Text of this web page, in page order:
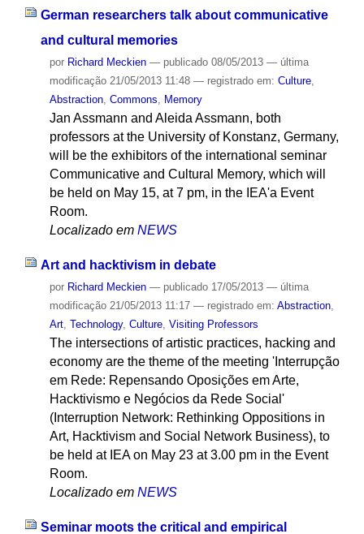
German researchers talk about communicative
and cultural memories
por Richard Meckien — publicado08/05/2013 — última
modificação21/05/2013 11:48 — registrado em: Culture,
Abstraction, Commons, Memory
Jan Assmann and Aleida Assmann, both
professors at the University of Konstanz, Germany,
will be the exhibitors of the international seminar
Communicative and Cultural Memory, which will
be held on May 15, at 7 pm, in the IEA'a Event
Room.
Localizado em NEWS
Art and hacktivism in debate
por Richard Meckien — publicado17/05/2013 — última
modificação21/05/2013 11:17 — registrado em: Abstraction,
Art, Technology, Culture, Visiting Professors
The intersections of artistic practices, hacking and
economy are the theme of the meeting 'Interrupção
em Rede: Repensando Oposições em Arte,
Hacktivismo e Negócios da Rede Social'
(Interruption Network: Rethinking Oppositions in
Art, Hacktivism and Social Network Business), to
be held at IEA on May 23 at 3.00 pm in the Event
Room.
Localizado em NEWS
Seminar moots the critical and empirical